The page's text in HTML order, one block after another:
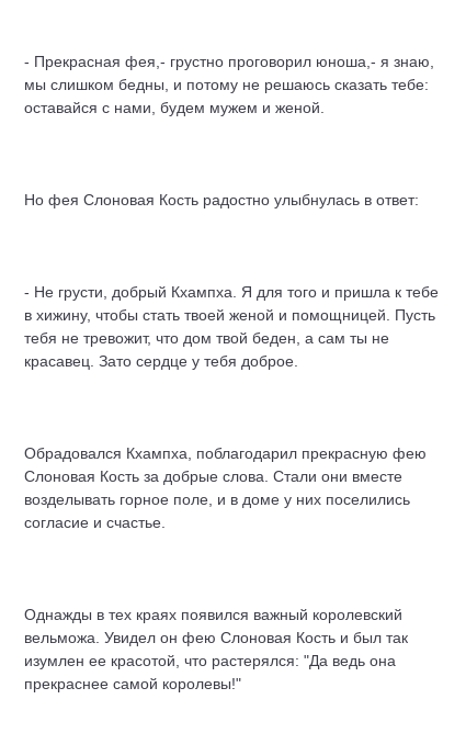
- Прекрасная фея,- грустно проговорил юноша,- я знаю,
мы слишком бедны, и потому не решаюсь сказать тебе:
оставайся с нами, будем мужем и женой.
Но фея Слоновая Кость радостно улыбнулась в ответ:
- Не грусти, добрый Кхампха. Я для того и пришла к тебе
в хижину, чтобы стать твоей женой и помощницей. Пусть
тебя не тревожит, что дом твой беден, а сам ты не
красавец. Зато сердце у тебя доброе.
Обрадовался Кхампха, поблагодарил прекрасную фею
Слоновая Кость за добрые слова. Стали они вместе
возделывать горное поле, и в доме у них поселились
согласие и счастье.
Однажды в тех краях появился важный королевский
вельможа. Увидел он фею Слоновая Кость и был так
изумлен ее красотой, что растерялся: "Да ведь она
прекраснее самой королевы!"